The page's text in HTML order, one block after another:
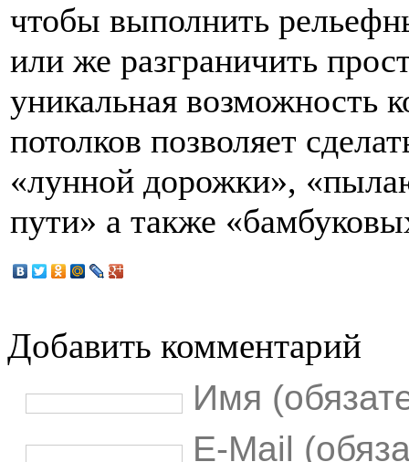
чтобы выполнить
или же разграничить
уникальная возможность
потолков позволяет
«лунной дорожки»,
пути» а также
Добавить комментарий
Имя
E-Mail